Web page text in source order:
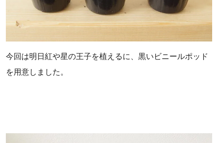
今回は明日紅や星の王子を植えるに、黒いビニールポッド
を用意しました。